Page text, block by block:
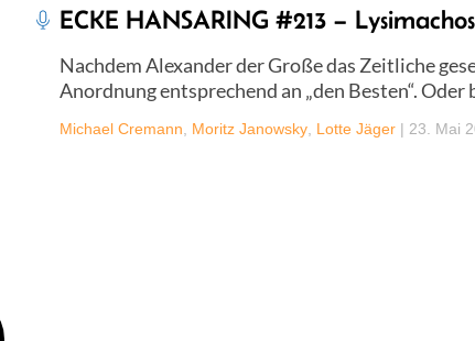
ECKE HANSARING #213 –
Nachdem Alexander der Große das Zeitliche
Anordnung entsprechend an „den Besten“. Oder
Michael Cremann Moritz Janowsky Lotte Jäger | 23. Mai